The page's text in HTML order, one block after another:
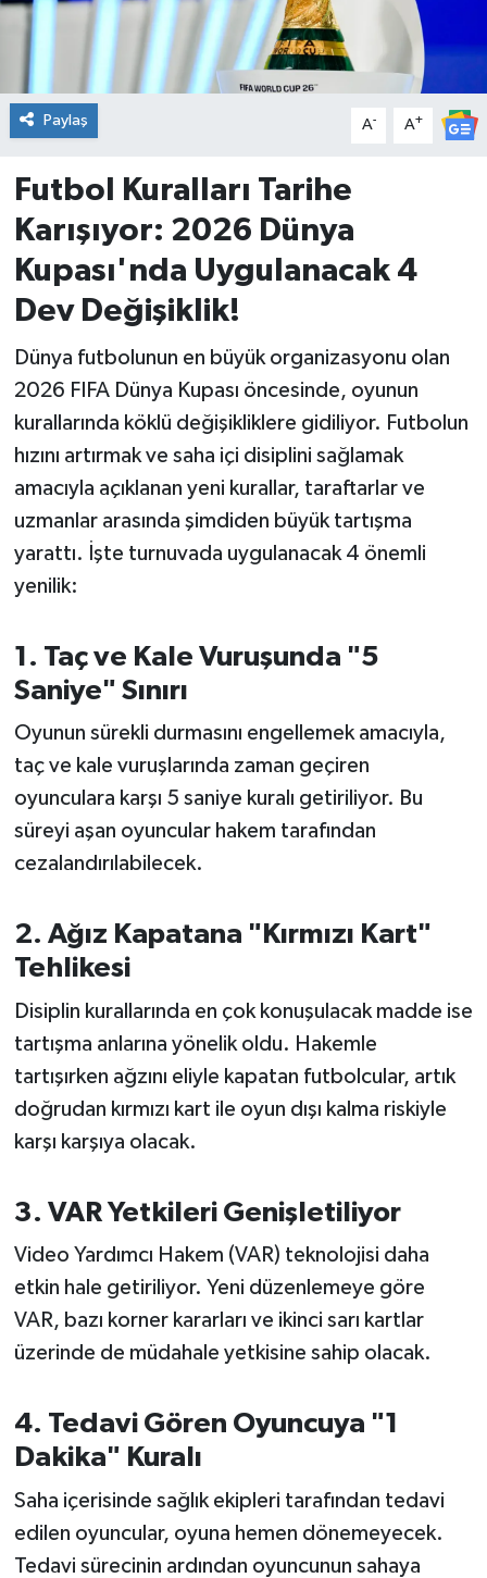
Paylaş A- A+
Futbol Kuralları Tarihe
Karışıyor: 2026 Dünya
Kupası'nda Uygulanacak 4
Dev Değişiklik!
Dünya futbolunun en büyük organizasyonu olan
2026 FIFA Dünya Kupası öncesinde, oyunun
kurallarında köklü değişikliklere gidiliyor. Futbolun
hızını artırmak ve saha içi disiplini sağlamak
amacıyla açıklanan yeni kurallar, taraftarlar ve
uzmanlar arasında şimdiden büyük tartışma
yarattı. İşte turnuvada uygulanacak 4 önemli
yenilik:
1. Taç ve Kale Vuruşunda "5
Saniye" Sınırı
Oyunun sürekli durmasını engellemek amacıyla,
taç ve kale vuruşlarında zaman geçiren
oyunculara karşı 5 saniye kuralı getiriliyor. Bu
süreyi aşan oyuncular hakem tarafından
cezalandırılabilecek.
2. Ağız Kapatana "Kırmızı Kart"
Tehlikesi
Disiplin kurallarında en çok konuşulacak madde ise
tartışma anlarına yönelik oldu. Hakemle
tartışırken ağzını eliyle kapatan futbolcular, artık
doğrudan kırmızı kart ile oyun dışı kalma riskiyle
karşı karşıya olacak.
3. VAR Yetkileri Genişletiliyor
Video Yardımcı Hakem (VAR) teknolojisi daha
etkin hale getiriliyor. Yeni düzenlemeye göre
VAR, bazı korner kararları ve ikinci sarı kartlar
üzerinde de müdahale yetkisine sahip olacak.
4. Tedavi Gören Oyuncuya "1
Dakika" Kuralı
Saha içerisinde sağlık ekipleri tarafından tedavi
edilen oyuncular, oyuna hemen dönemeyecek.
Tedavi sürecinin ardından oyuncunun sahaya
Erdek
Gömeç
İvrindi
KENT GÜNDEMİ
KÜLTÜR-SANAT
MAGAZİN
MANŞET
Manyas
OLAY
OTOMOTİV
Resmi İlanlar
SAĞLIK
Savaştepe
SEYAHAT
Sındırgı
SÜRMANŞET
Susurluk
TARİHTE BUGÜN
TEKNOLOJİ
TÜRKİYE
YAŞAM